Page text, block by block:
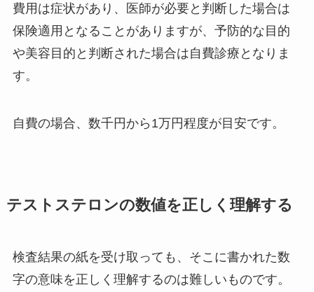
費用は症状があり、医師が必要と判断した場合は
保険適用となることがありますが、予防的な目的
や美容目的と判断された場合は自費診療となりま
す。
自費の場合、数千円から1万円程度が目安です。
テストステロンの数値を正しく理解する
検査結果の紙を受け取っても、そこに書かれた数
字の意味を正しく理解するのは難しいものです。